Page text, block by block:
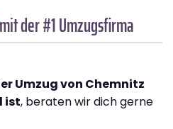
mit der #1 Umzugsfirma
Umzug von Chemnitz
ist, beraten wir dich gerne